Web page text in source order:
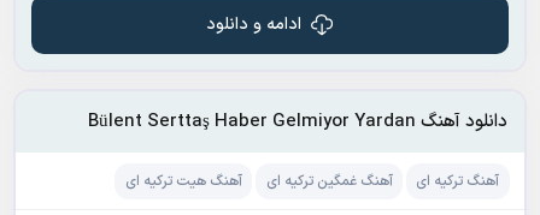
ادامه و دانلود
دانلود آهنگ Bülent Serttaş Haber Gelmiyor Yardan
آهنگ ترکیه ای آهنگ غمگین ترکیه ای آهنگ هیت ترکیه ای